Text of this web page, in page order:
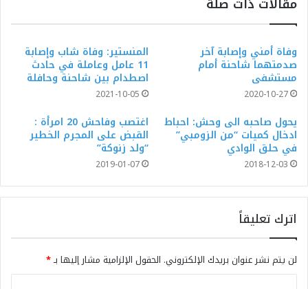
وفاة أمني وإصابة آخر
صدمتهما شاحنة أمام
مستشفى
2020-10-27
المنستير: وفاة شاب وإصابة
11 عامل وعاملة في حادث
اصطدام بين شاحنة وحافلة
2021-10-05
يحول صاحبه الى وحش: احباط
ادخال كميات “من الزومبي”
في حلق الوادي
2018-12-03
اغتصب وفاحش 20 امرأة :
القبض على المجرم الخطير
“ولد زنوكة”
2019-01-07
اترك تعليقاً
لن يتم نشر عنوان بريدك الإلكتروني. الحقول الإلزامية مشار إليها بـ*